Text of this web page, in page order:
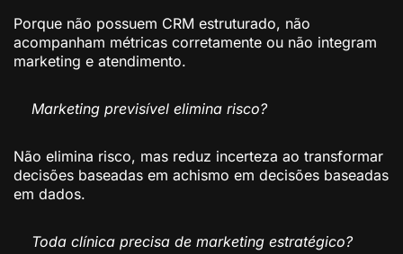
Porque não possuem CRM estruturado, não
acompanham métricas corretamente ou não integram
marketing e atendimento.
Marketing previsível elimina risco?
Não elimina risco, mas reduz incerteza ao transformar
decisões baseadas em achismo em decisões baseadas
em dados.
Toda clínica precisa de marketing estratégico?